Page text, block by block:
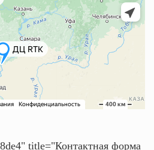
title="Контактная форма